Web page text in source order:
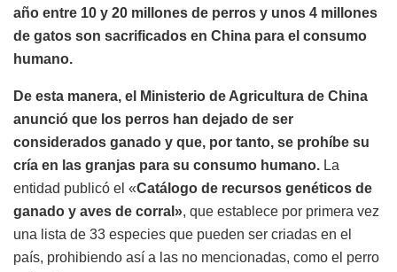
año entre 10 y 20 millones de perros y unos 4 millones
de gatos son sacrificados en China para el consumo
humano.
De esta manera, el Ministerio de Agricultura de China
anunció que los perros han dejado de ser
considerados ganado y que, por tanto, se prohíbe su
cría en las granjas para su consumo humano. La
entidad publicó el «Catálogo de recursos genéticos de
ganado y aves de corral», que establece por primera vez
una lista de 33 especies que pueden ser criadas en el
país, prohibiendo así a las no mencionadas, como el perro